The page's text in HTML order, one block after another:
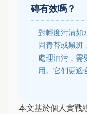
磚有效嗎？
對輕度污漬如
固青苔或黑斑
處理油污，需
用。它們更適
本文基於個人實戰